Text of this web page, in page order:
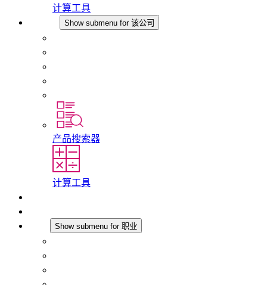
计算工具
Show submenu for 该公司
产品搜索器
计算工具
Show submenu for 职业